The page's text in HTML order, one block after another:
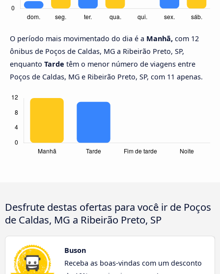
O período mais movimentado do dia é a Manhã, com 12
ônibus de Poços de Caldas, MG a Ribeirão Preto, SP,
enquanto Tarde têm o menor número de viagens entre
Poços de Caldas, MG e Ribeirão Preto, SP, com 11 apenas.
Desfrute destas ofertas para você ir de Poços
de Caldas, MG a Ribeirão Preto, SP
Buson
Receba as boas-vindas com um desconto